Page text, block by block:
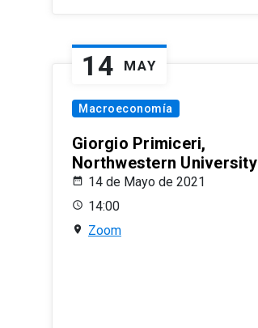
14 MAY
Macroeconomía
Giorgio Primiceri,
Northwestern University
14 de Mayo de 2021
14:00
Zoom